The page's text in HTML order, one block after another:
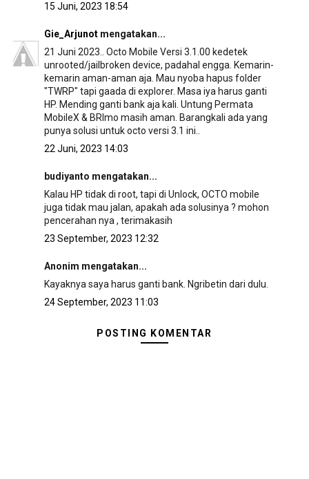
15 Juni, 2023 18:54
Gie_Arjunotmengatakan...
21 Juni 2023.. Octo Mobile Versi 3.1.00 kedetek
unrooted/jailbroken device, padahal engga. Kemarin-
kemarin aman-aman aja. Mau nyoba hapus folder
"TWRP" tapi gaada di explorer. Masa iya harus ganti
HP. Mending ganti bank aja kali. Untung Permata
MobileX & BRImo masih aman. Barangkali ada yang
punya solusi untuk octo versi 3.1 ini..
22 Juni, 2023 14:03
budiyanto mengatakan...
Kalau HP tidak di root, tapi di Unlock, OCTO mobile
juga tidak mau jalan, apakah ada solusinya ? mohon
pencerahan nya , terimakasih
23 September, 2023 12:32
Anonim mengatakan...
Kayaknya saya harus ganti bank. Ngribetin dari dulu.
24 September, 2023 11:03
POSTING KOMENTAR